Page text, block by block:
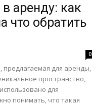
аренду: как
что обратить
0
предлагаемая для аренды,
пространство,
для
понимать, что такая